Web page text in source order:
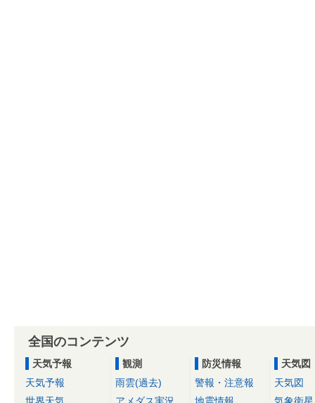
全国のコンテンツ
天気予報
天気予報
観測
雨雲(過去)
防災情報
警報・注意報
天気図
天気図